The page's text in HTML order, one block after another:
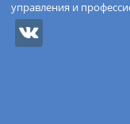
управления и